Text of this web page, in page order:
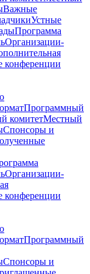
Важные
Устные
Программа
Организации-
конференции
Программный
комитетМестный
Спонсоры и
Организации-
конференции
Программный
Спонсоры и